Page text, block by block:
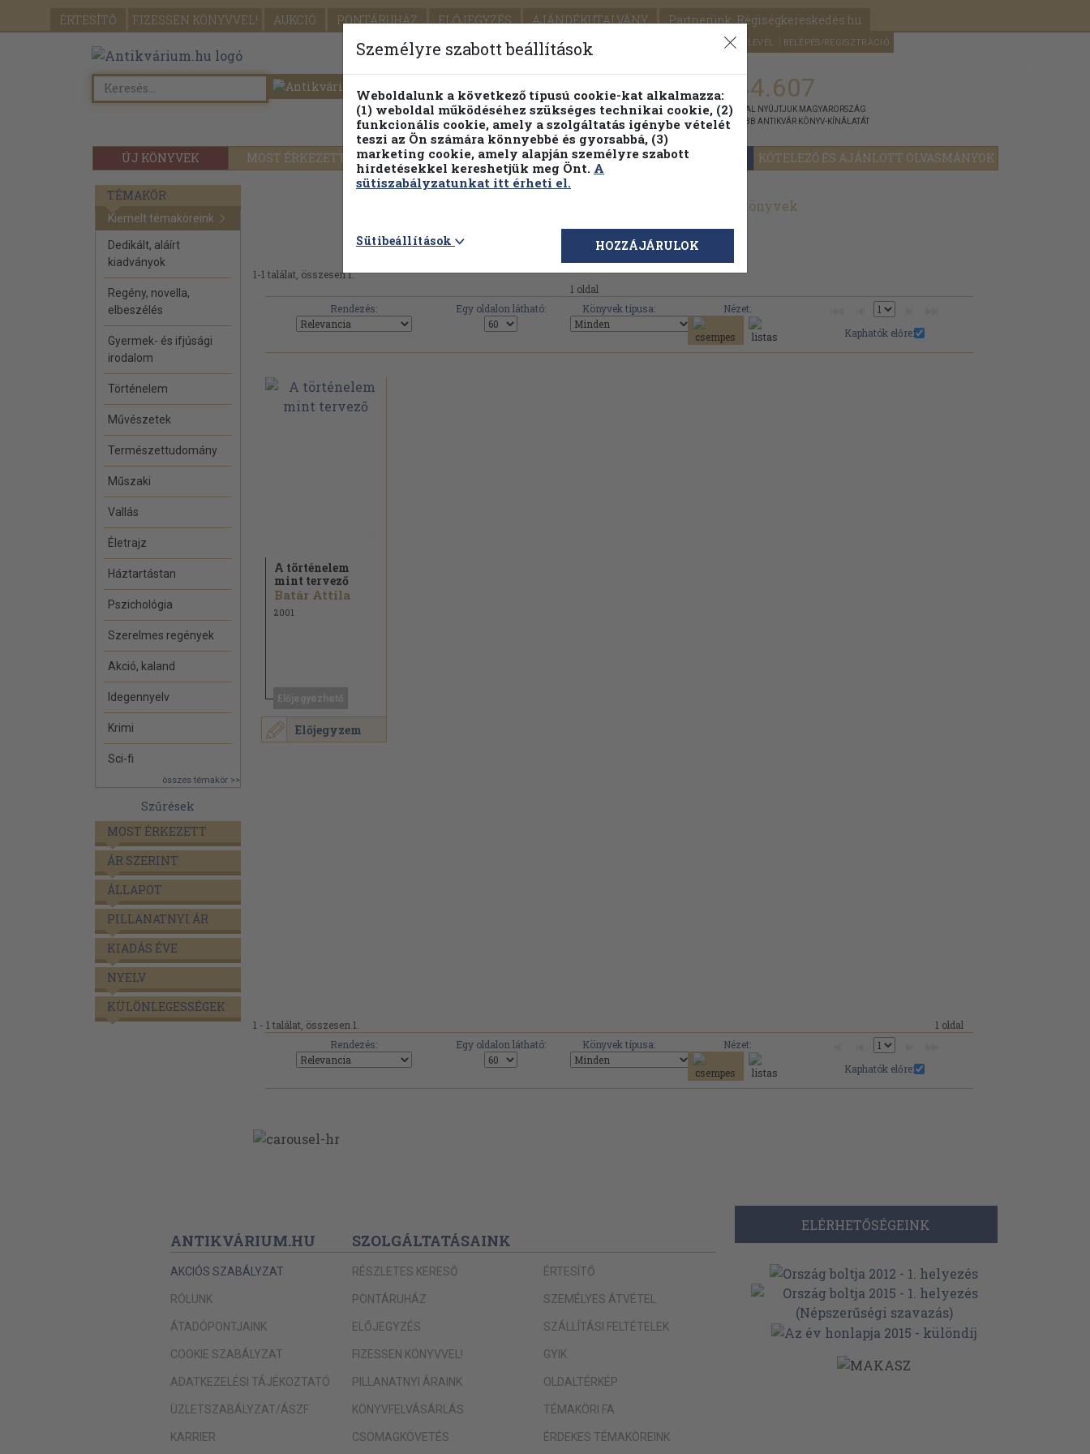
ÉRTESÍTŐ FIZESSEN KÖNYVVEL! AUKCIÓ PONTÁRUHÁZ ELŐJEGYZÉS AJÁNDÉKUTALVÁNY Partnerünk: Régiségkereskedés.hu
SEGÍTSÉG HÍRLEVÉL BELÉPÉS/REGISZTRÁCIÓ
ÚJ KÖNYVEK MOST ÉRKEZETT PILLANATNYI ÁRAINK FENNTARTHATÓ OLVASMÁNYOK KÖTELEZŐ ÉS AJÁNLOTT OLVASMÁNYOK
Részletes kereső Témaköri fa 1.144.607
KIADVÁNNYAL NYÚJTJUK MAGYARORSZÁG
LEGNAGYOBB ANTIKVÁR KÖNYV-KÍNÁLATÁT
TÉMAKÖR
Kiemelt témaköreink
Dedikált, aláírt
kiadványok
Regény, novella,
elbeszélés
Gyermek- és ifjúsági
irodalom
Történelem
Művészetek
Természettudomány
Műszaki
Vallás
Életrajz
Háztartástan
Pszichológia
Szerelmes regények
Akció, kaland
Idegennyelv
Krimi
Sci-fi
összes témakör >>
Szűrések
MOST ÉRKEZETT
ÁR SZERINT
ÁLLAPOT
PILLANATNYI ÁR
KIADÁS ÉVE
NYELV
KÜLÖNLEGESSÉGEK
Mölker Verlag-N&n művei, könyvek, használt könyvek
1-1 találat, összesen 1.
1 oldal
Rendezés:
Egy oldalon látható: Könyvek típusa:
Nézet:
Kaphatók előre:
Előjegyzem
A történelem
mint tervező
Batár Attila
2001
1 - 1 találat, összesen 1.
1 oldal
Rendezés:
Egy oldalon látható: Könyvek típusa:
Nézet:
Kaphatók előre:
ANTIKVÁRIUM.HU
AKCIÓS SZABÁLYZAT
RÓLUNK
ÁTADÓPONTJAINK
COOKIE SZABÁLYZAT
ADATKEZELÉSI TÁJÉKOZTATÓ
ÜZLETSZABÁLYZAT/ÁSZF
KARRIER
SZOLGÁLTATÁSAINK
RÉSZLETES KERESŐ
PONTÁRUHÁZ
ELŐJEGYZÉS
FIZESSEN KÖNYVVEL!
PILLANATNYI ÁRAINK
KÖNYVFELVÁSÁRLÁS
CSOMAGKÖVETÉS
ÉRTESÍTŐ
SZEMÉLYES ÁTVÉTEL
SZÁLLÍTÁSI FELTÉTELEK
GYIK
OLDALTÉRKÉP
TÉMAKÖRI FA
ÉRDEKES TÉMAKÖREINK
ELÉRHETŐSÉGEINK
Személyre szabott beállítások
Weboldalunk a következő típusú cookie-kat alkalmazza:
(1) weboldal működéséhez szükséges technikai cookie, (2)
funkcionális cookie, amely a szolgáltatás igénybe vételét
teszi az Ön számára könnyebbé és gyorsabbá, (3)
marketing cookie, amely alapján személyre szabott
hirdetésekkel kereshetjük meg Önt. A
sütiszabályzatunkat itt érheti el.
Sütibeállítások HOZZÁJÁRULOK